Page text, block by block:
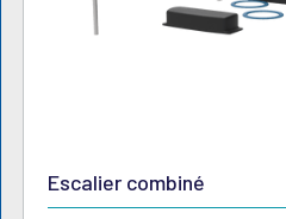
Escalier combiné